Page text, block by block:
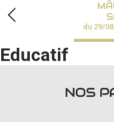
RÉSULTATS
SPEEDWAY
PHOTOS /
du 29/
Educatif
NOS